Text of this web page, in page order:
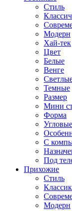
Стиль
Модерн
Хай-тек
Цвет
Белые
Венге
Темные
Размер
Мини
Форма
Угловые
С
Под
Прихожие
Стиль
Модерн